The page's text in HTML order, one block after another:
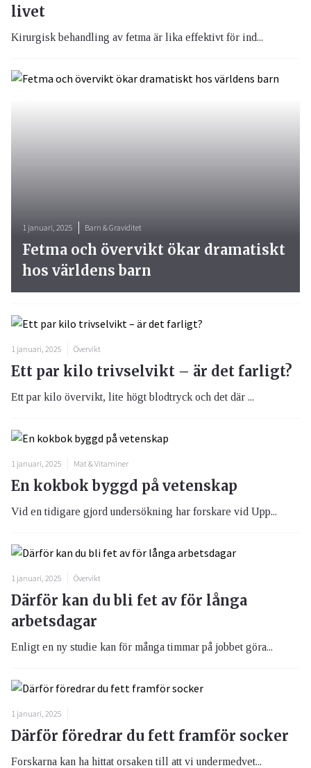
livet
Kirurgisk behandling av fetma är lika effektivt för ind...
1 januari, 2025 Barn & Graviditet
Fetma och övervikt ökar dramatiskt
hos världens barn
1 januari, 2025 Övervikt
Ett par kilo trivselvikt – är det farligt?
Ett par kilo övervikt, lite högt blodtryck och det där ...
1 januari, 2025 Mat & Vitaminer
En kokbok byggd på vetenskap
Vid en tidigare gjord undersökning har forskare vid Upp...
1 januari, 2025 Övervikt
Därför kan du bli fet av för långa
arbetsdagar
Enligt en ny studie kan för många timmar på jobbet göra...
1 januari, 2025
Därför föredrar du fett framför socker
Forskarna kan ha hittat orsaken till att vi undermedvet...